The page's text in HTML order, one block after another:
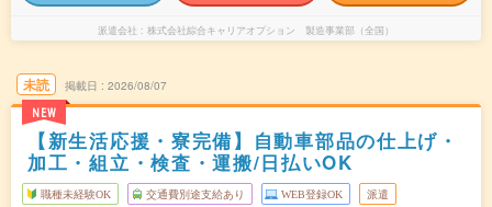
派遣会社 株式会社綜合キャリアオプション 製造事業部（全国）
未読
NEW
掲載日 2026/08/07
【新生活応援・寮完備】自動車部品の仕上げ・
加工・組立・検査・運搬/日払いOK
職種未経験OK 交通費別途支給あり WEB登録OK 派遣